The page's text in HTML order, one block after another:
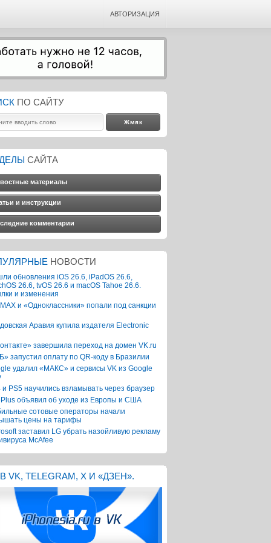
АВТОРИЗАЦИЯ
ПО САЙТУ
САЙТА
материалы
и инструкции
комментарии
НОВОСТИ
обновления iOS 26.6, iPadOS 26.6,
26.6, tvOS 26.6 и macOS Tahoe 26.6.
и изменения
и «Одноклассники» попали под санкции
Аравия купила издателя Electronic
завершила переход на домен VK.ru
запустил оплату по QR-коду в Бразилии
удалил «МАКС» и сервисы VK из Google
и PS5 научились взламывать через браузер
объявил об уходе из Европы и США
сотовые операторы начали
цены на тарифы
заставил LG убрать назойливую рекламу
McAfee
VK, TELEGRAM, X И «ДЗЕН».